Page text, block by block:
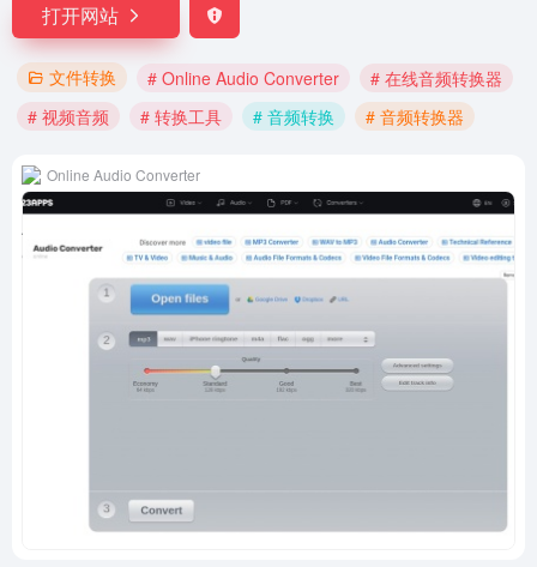
打开网站
文件转换 # Online Audio Converter
# 在线音频转换器
# 视频音频
# 转换工具 # 音频转换 # 音频转换器
Online Audio Converter